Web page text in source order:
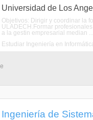
Universidad de Los
Objetivos: Dirigir y coordinar la
ULADECH.Formar
a la gestin empresarial median ...
Estudiar Ingeniería en
Ingeniería de